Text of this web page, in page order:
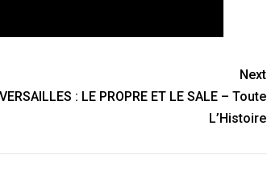
Next
VERSAILLES : LE PROPRE ET LE SALE – Toute
L’Histoire